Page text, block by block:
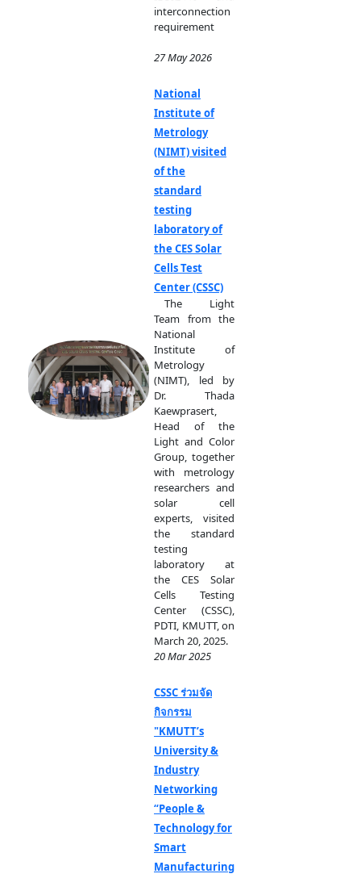
interconnection
requirement
27 May 2026
National
Institute of
Metrology
(NIMT) visited
of the
standard
testing
laboratory of
the CES Solar
Cells Test
Center (CSSC)
The Light
Team from the
National
Institute of
Metrology
(NIMT), led by
Dr. Thada
Kaewprasert,
Head of the
Light and Color
Group, together
with metrology
researchers and
solar cell
experts, visited
the standard
testing
laboratory at
the CES Solar
Cells Testing
Center (CSSC),
PDTI, KMUTT, on
March 20, 2025.
20 Mar 2025
CSSC ร่วมจัด
กิจกรรม
"KMUTT’s
University &
Industry
Networking
“People &
Technology for
Smart
Manufacturing